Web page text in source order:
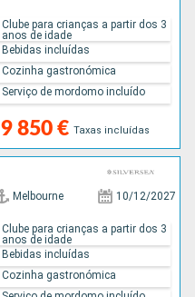
9 850 € Taxas incluídas
Clube para crianças a partir dos 3
anos de idade
Bebidas incluídas
Cozinha gastronómica
Serviço de mordomo incluído
Melbourne 10/12/2027
Clube para crianças a partir dos 3
anos de idade
Bebidas incluídas
Cozinha gastronómica